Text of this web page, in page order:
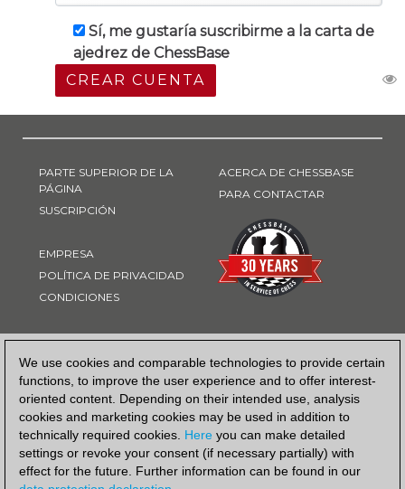
We use cookies and comparable technologies to provide certain
functions, to improve the user experience and to offer interest-
oriented content. Depending on their intended use, analysis
cookies and marketing cookies may be used in addition to
technically required cookies. Here you can make detailed
settings or revoke your consent (if necessary partially) with
effect for the future. Further information can be found in our
Sí, me gustaría suscribirme a la carta de
ajedrez de ChessBase
CREAR CUENTA
PARTE SUPERIOR DE LA
PÁGINA
SUSCRIPCIÓN
EMPRESA
POLÍTICA DE PRIVACIDAD
CONDICIONES
ACERCA DE CHESSBASE
PARA CONTACTAR
FORMA DE PAGO